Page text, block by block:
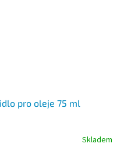
pro oleje 75 ml
Skladem